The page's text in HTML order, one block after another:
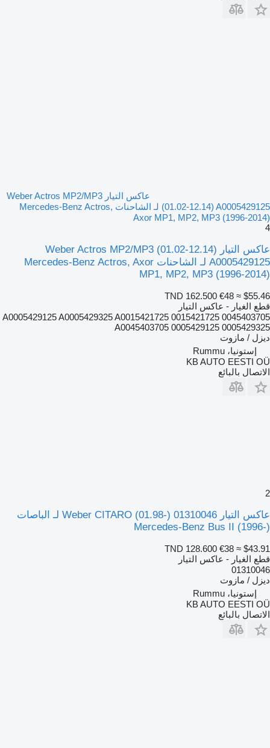
عاكس التيار Weber Actros MP2/MP3
(01.02-12.14) A0005429125 لـ الشاحنات Mercedes-Benz Actros,
Axor MP1, MP2, MP3 (1996-2014)
4
عاكس التيار Weber Actros MP2/MP3 (01.02-12.14)
A0005429125 لـ الشاحنات Mercedes-Benz Actros, Axor
MP1, MP2, MP3 (1996-2014)
TND 162.500 €48 ≈ $55.46
قطع الغيار - عاكس التيار
A0005429125 A0005429325 A0015421725 0015421725 0045403705
A0045403705 0005429125 0005429325
ديزل / مازوت
إستونيا، Rummu
KB AUTO EESTI OÜ
الاتصال بالبائع
2
عاكس التيار Weber CITARO (01.98-) 01310046 لـ الباصات
Mercedes-Benz Bus II (1996-)
TND 128.600 €38 ≈ $43.91
قطع الغيار - عاكس التيار
01310046
ديزل / مازوت
إستونيا، Rummu
KB AUTO EESTI OÜ
الاتصال بالبائع